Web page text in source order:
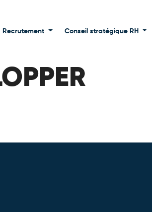
Recrutement Conseil stratégique RH